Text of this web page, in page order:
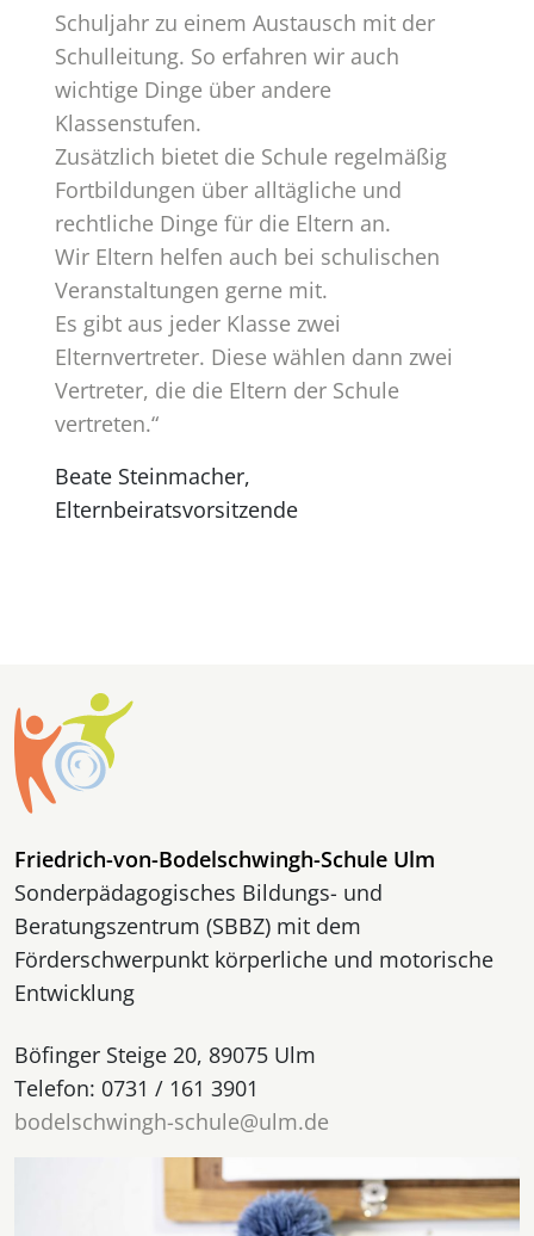
Schuljahr zu einem Austausch mit der
Schulleitung. So erfahren wir auch
wichtige Dinge über andere
Klassenstufen.
Zusätzlich bietet die Schule regelmäßig
Fortbildungen über alltägliche und
rechtliche Dinge für die Eltern an.
Wir Eltern helfen auch bei schulischen
Veranstaltungen gerne mit.
Es gibt aus jeder Klasse zwei
Elternvertreter. Diese wählen dann zwei
Vertreter, die die Eltern der Schule
vertreten.“
Beate Steinmacher,
Elternbeiratsvorsitzende
Friedrich-von-Bodelschwingh-Schule Ulm
Sonderpädagogisches Bildungs- und
Beratungszentrum (SBBZ) mit dem
Förderschwerpunkt körperliche und motorische
Entwicklung
Böfinger Steige 20, 89075 Ulm
Telefon: 0731 / 161 3901
bodelschwingh-schule@ulm.de